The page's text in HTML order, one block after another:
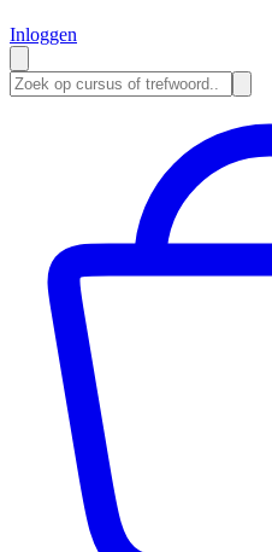
Inloggen